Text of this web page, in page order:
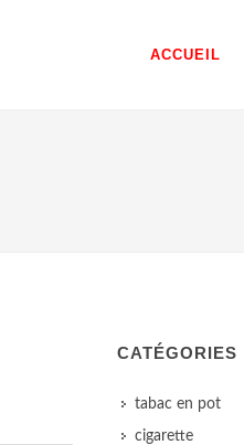
ACCUEIL
CATÉGORIES
tabac en pot
cigarette